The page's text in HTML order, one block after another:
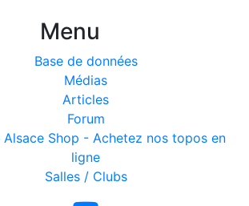
Menu
Base de données
Médias
Articles
Forum
Alsace Shop - Achetez nos topos en
ligne
Salles / Clubs